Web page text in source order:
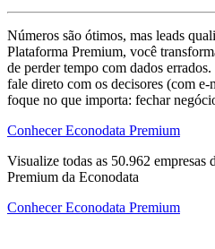
Números são ótimos, mas leads
Plataforma Premium, você
de perder tempo com dados
fale direto com os decisores (com
foque no que importa: fechar
Conhecer Econodata Premium
Visualize todas as 50.962 empresas
Premium da Econodata
Conhecer Econodata Premium